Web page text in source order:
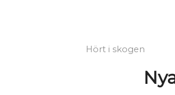
Hört i skogen